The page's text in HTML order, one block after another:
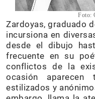
Foto:
Zardoyas, graduado
incursiona en
desde el dibujo
frecuente en su
conflictos de la
ocasión aparecen
estilizados y